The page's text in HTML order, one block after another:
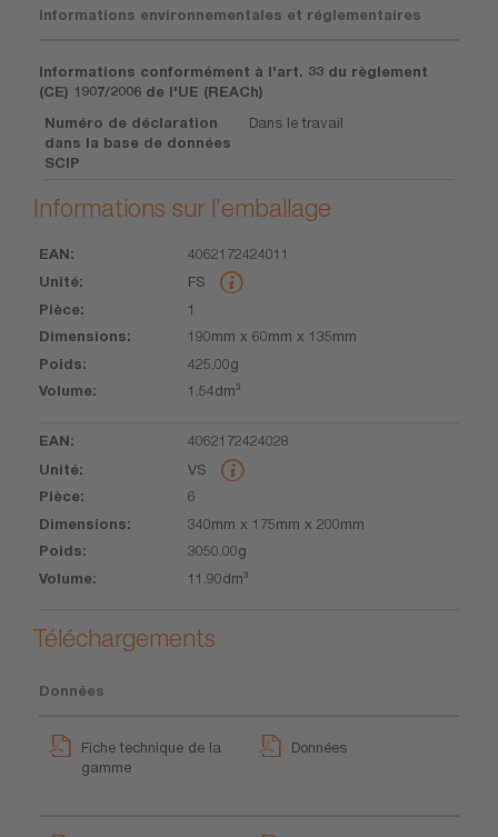
Informations environnementales et réglementaires
Informations conformément à l'art. 33 du règlement
(CE) 1907/2006 de l'UE (REACh)
Numéro de déclaration
dans la base de données
SCIP
Dans le travail
Informations sur l’emballage
EAN Dimensions
4062172424011
FS
1
190mm x 60mm x 135mm
425.00g
1.54dm³
4062172424028
VS
6
340mm x 175mm x 200mm
3050.00g
11.90dm³
Téléchargements
Données
Fiche technique de la
gamme
Données